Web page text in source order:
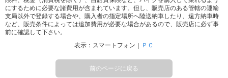
にするために必要な諸費用が含まれています。但し、販売店のある管轄の運輸
支局以外で登録する場合や、購入者の指定場所へ陸送納車したり、遠方納車時
など、販売条件によっては追加費用が必要な場合があるので、販売店に必ず事
前に確認して下さい。
表示：スマートフォン｜
ＰＣ
前のページに戻る